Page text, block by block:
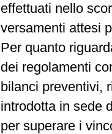
effettuati nello
versamenti attesi
Per quanto
dei regolamenti
bilanci preventivi,
introdotta in sede
per superare i